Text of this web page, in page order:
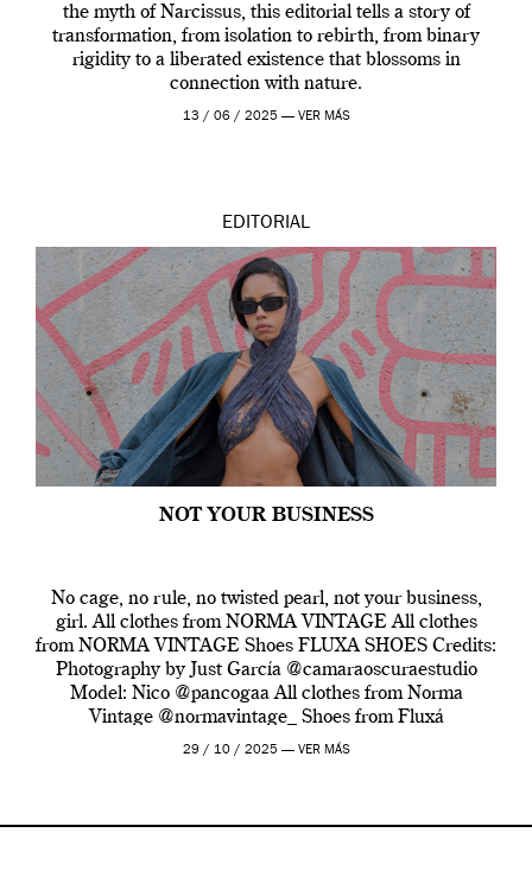
the myth of Narcissus, this editorial tells a story of
transformation, from isolation to rebirth, from binary
rigidity to a liberated existence that blossoms in
connection with nature.
13 / 06 / 2025 — VER MÁS
EDITORIAL
NOT YOUR BUSINESS
No cage, no rule, no twisted pearl, not your business,
girl. All clothes from NORMA VINTAGE All clothes
from NORMA VINTAGE Shoes FLUXA SHOES Credits:
Photography by Just García @camaraoscuraestudio
Model: Nico @pancogaa All clothes from Norma
Vintage @normavintage_ Shoes from Fluxá
@fluxashoes
29 / 10 / 2025 — VER MÁS